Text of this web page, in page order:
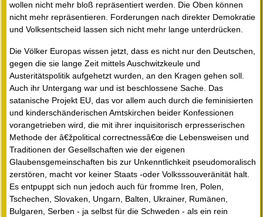
wollen nicht mehr bloß repräsentiert werden. Die Oben können
nicht mehr repräsentieren. Forderungen nach direkter Demokratie
und Volksentscheid lassen sich nicht mehr lange unterdrücken.
Die Völker Europas wissen jetzt, dass es nicht nur den Deutschen,
gegen die sie lange Zeit mittels Auschwitzkeule und
Austeritätspolitik aufgehetzt wurden, an den Kragen gehen soll.
Auch ihr Untergang war und ist beschlossene Sache. Das
satanische Projekt EU, das vor allem auch durch die feminisierten
und kinderschänderischen Amtskirchen beider Konfessionen
vorangetrieben wird, die mit ihrer inquisitorisch erpresserischen
Methode der â€žpolitical correctnessâ€œ die Lebensweisen und
Traditionen der Gesellschaften wie der eigenen
Glaubensgemeinschaften bis zur Unkenntlichkeit pseudomoralisch
zerstören, macht vor keiner Staats -oder Volksssouveränität halt.
Es entpuppt sich nun jedoch auch für fromme Iren, Polen,
Tschechen, Slovaken, Ungarn, Balten, Ukrainer, Rumänen,
Bulgaren, Serben - ja selbst für die Schweden - als ein rein